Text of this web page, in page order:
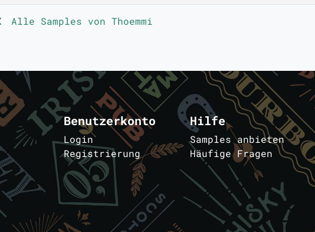
Alle Samples von Thoemmi
Benutzerkonto
Login
Registrierung
Hilfe
Samples anbieten
Häufige Fragen